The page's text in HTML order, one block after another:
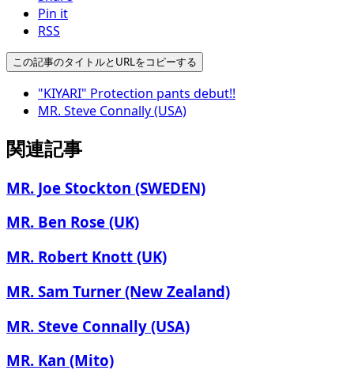
Pin it
RSS
この記事のタイトルとURLをコピーする
"KIYARI" Protection pants debut!!
MR. Steve Connally (USA)
関連記事
MR. Joe Stockton (SWEDEN)
MR. Ben Rose (UK)
MR. Robert Knott (UK)
MR. Sam Turner (New Zealand)
MR. Steve Connally (USA)
MR. Kan (Mito)